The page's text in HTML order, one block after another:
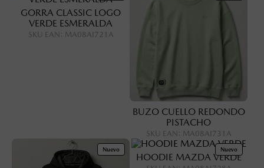
GORRA CLASSIC LOGO
VERDE ESMERALDA
SKU EAN : MA08AI721A
BUZO CUELLO REDONDO
PISTACHO
SKU EAN : MA08AI731A
Nuevo Nuevo
HOODIE MAZDA VERDE